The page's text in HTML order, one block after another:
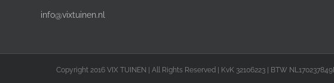
info@vixtuinen.nl
Copyright 2016 VIX TUINEN | All Rights Reserved | KvK 32106223 | BTW